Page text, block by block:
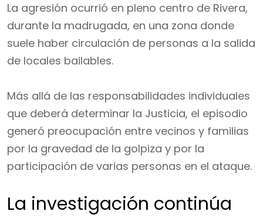
La agresión ocurrió en pleno centro de Rivera,
durante la madrugada, en una zona donde
suele haber circulación de personas a la salida
de locales bailables.
Más allá de las responsabilidades individuales
que deberá determinar la Justicia, el episodio
generó preocupación entre vecinos y familias
por la gravedad de la golpiza y por la
participación de varias personas en el ataque.
La investigación continúa